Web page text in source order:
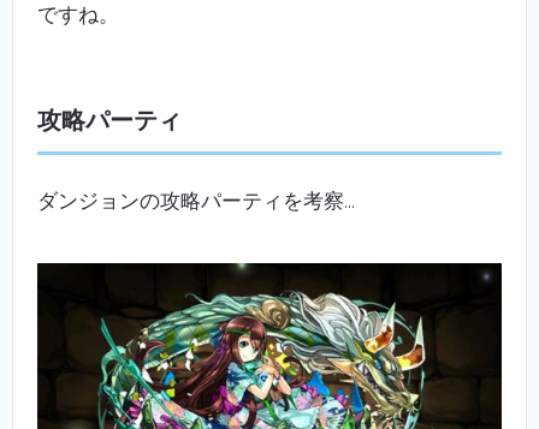
ですね。
攻略パーティ
ダンジョンの攻略パーティを考察…